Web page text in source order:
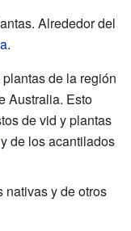
Alrededor del
.
de la región
Australia. Esto
de vid y plantas
y de los acantilados
nativas y de otros